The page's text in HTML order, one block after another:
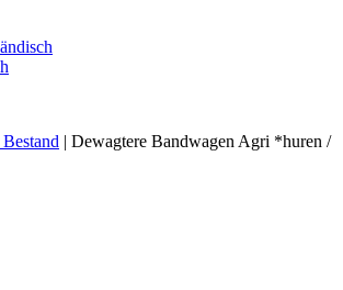
| Dewagtere Bandwagen Agri *huren /